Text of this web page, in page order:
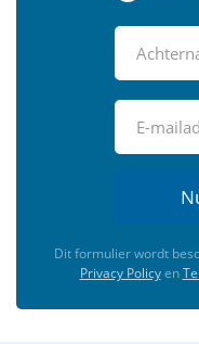
Dit formulier wordt
Privacy Policyen